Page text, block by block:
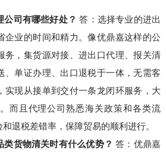
公司有哪些好处？ 答：选择专业的进出
企业的时间和精力。像优鼎嘉这样的公
务，集货源对接、进出口代理、报关清
、单证办理、出口退税于一体，无需客
实现从接单到交付一条龙闭环服务，大
而且代理公司熟悉海关政策和各类流
退税差错率，保障贸易的顺利进行。
货物清关时有什么优势？ 答：优鼎嘉